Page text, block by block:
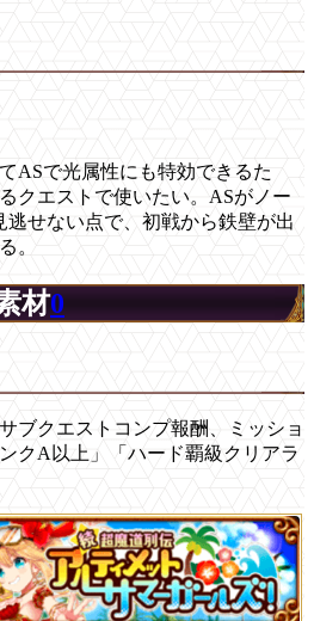
ASで光属性にも特効できるた
クエストで使いたい。ASがノー
せない点で、初戦から鉄壁が出
。
材0
サブクエストコンプ報酬、ミッショ
クA以上」「ハード覇級クリアラ